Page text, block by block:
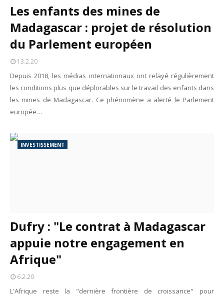
Les enfants des mines de
Madagascar : projet de résolution
du Parlement européen
13.2.20
Depuis 2018, les médias internationaux ont relayé régulièrement
les conditions plus que déplorables sur le travail des enfants dans
les mines de Madagascar. Ce phénomène a alerté le Parlement
europée…
INVESTISSEMENT
Dufry : "Le contrat à Madagascar
appuie notre engagement en
Afrique"
6.2.20
L'Afrique reste la "dernière frontière de croissance" pour